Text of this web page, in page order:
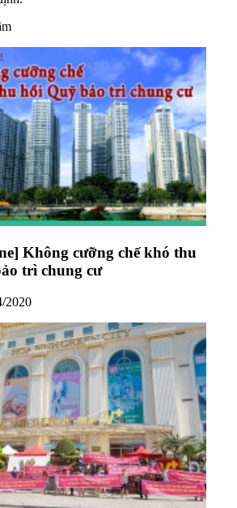
Không cưỡng chế khó thu
trì chung cư
2020